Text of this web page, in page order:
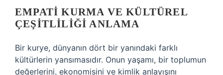
EMPATI KURMA VE KÜLTÜREL
ÇEŞITLILIĞI ANLAMA
Bir kurye, dünyanın dört bir yanındaki farklı
kültürlerin yansımasıdır. Onun yaşamı, bir toplumun
değerlerini, ekonomisini ve kimlik anlayışını